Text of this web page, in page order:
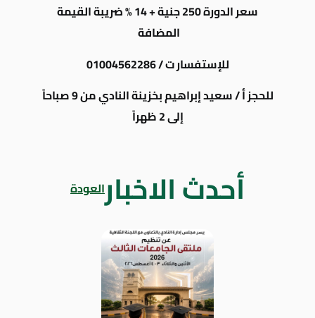
سعر الدورة 250 جنية + 14 % ضريبة القيمة
المضافة
للإستفسار ت / 01004562286
للحجز أ / سعيد إبراهيم بخزينة النادي من 9 صباحاً
إلى 2 ظهراً
أحدث الاخبارالعودة